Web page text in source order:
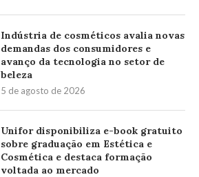
Indústria de cosméticos avalia novas
demandas dos consumidores e
avanço da tecnologia no setor de
beleza
5 de agosto de 2026
Unifor disponibiliza e-book gratuito
sobre graduação em Estética e
Cosmética e destaca formação
voltada ao mercado